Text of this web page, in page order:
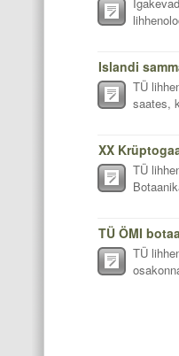
Islandi
TÜ
saates,
XX
TÜ
TÜ